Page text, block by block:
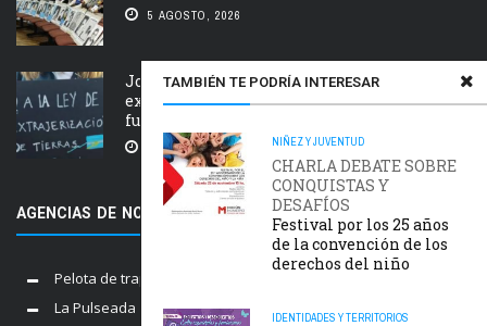
TAMBIÉN TE PODRÍA INTERESAR
NIÑEZ Y JUVENTUD
CHARLA DEBATE SOBRE
CONQUISTAS Y
DESAFÍOS
Festival por los 25 años
de la convención de los
derechos del niño
IDENTIDADES Y TERRITORIOS
5 AGOSTO, 2026
Jornada nacional en rechazo a la
extranjerización de tierras, manejo del
fuego y desalojos
5 AGOSTO, 2026
AGENCIAS DE NOTICIAS AMIGAS
Pelota de trapo
La Pulseada